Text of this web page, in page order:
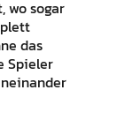
wo sogar
das
Spieler